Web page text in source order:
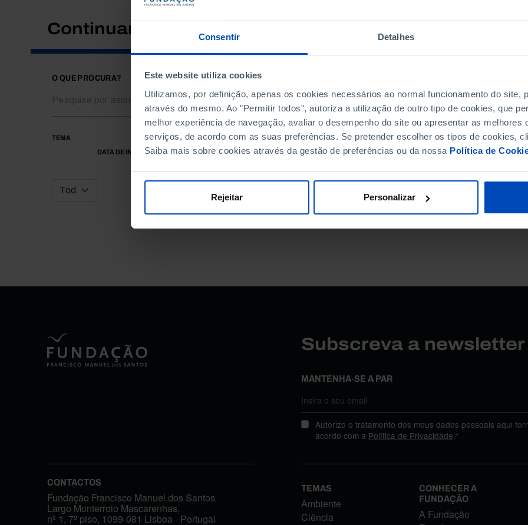
Consentir Detalhes
Este website utiliza cookies
Utilizamos, por definição, apenas os cookies necessários ao normal funcionamento do site,
através do mesmo. Ao "Permitir todos", autoriza a utilização de outro tipo de cookies, que
melhor experiência de navegação, avaliar o desempenho do site ou apresentar as melhores
serviços, de acordo com as suas preferências. Se pretender escolher os tipos de cookies,
Saiba mais sobre cookies através da gestão de preferências ou da nossa Política de
Rejeitar Personalizar
Continuar a pesquisar
O QUE PROCURA?
TEMA
DATA DE INÍCIO
DATA DE FIM
Subscreva a
MANTENHA-SE A PAR
Autorizo o tratamento dos meus dados pessoais aqui
acordo com a Política de Privacidade.*
CONTACTOS
Fundação Francisco Manuel dos Santos
Largo Monterroio Mascarenhas,
nº 1, 7º piso, 1099-081 Lisboa - Portugal
TEMAS
Ambiente
Ciência
CONHECER A
FUNDAÇÃO
A Fundação